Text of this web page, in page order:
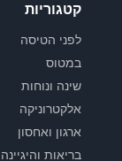
קטגוריות
לפני הטיסה
במטוס
שינה ונוחות
אלקטרוניקה
ארגון ואחסון
בריאות והיגיינה